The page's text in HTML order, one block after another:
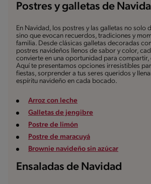
Postres y galletas de
En Navidad, los postres y las galletas no solo
sino que evocan recuerdos, tradiciones y
familia. Desde clásicas galletas decoradas
postres navideños llenos de sabor y color,
convierte en una oportunidad para compartir,
Aquí te presentamos opciones irresistibles
fiestas, sorprender a tus seres queridos y
espíritu navideño en cada bocado.
Arroz con leche
Galletas de jengibre
Postre de limón
Postre de maracuyá
Brownie navideño sin azúcar
Ensaladas de Navidad